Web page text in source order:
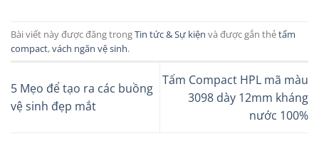
Bài viết này được đăng trongTin tức & Sự kiện và được gắn thẻtấm
compact,vách ngăn vệ sinh.
5 Mẹo để tạo ra các buồng
vệ sinh đẹp mắt
Tấm Compact HPL mã màu
3098 dày 12mm kháng
nước 100%